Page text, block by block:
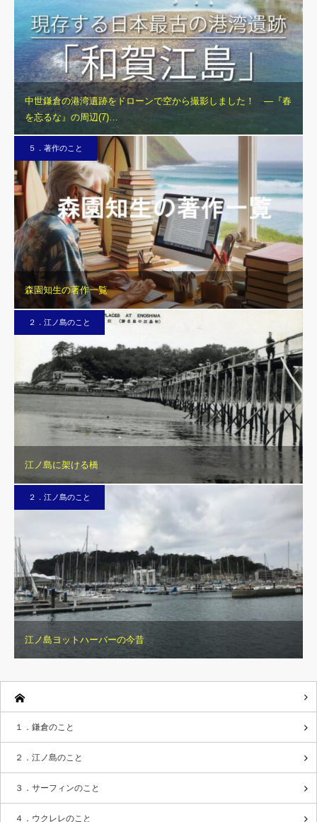
中世鎌倉の港湾遺跡をドローンで空から撮影しました！ ―『春
を忘るな』の周辺(7)…
５．著作のこと
森園知生の著作一覧
２．江ノ島のこと
江ノ島に架ける橋
２．江ノ島のこと
江ノ島ヨットハーバーの今昔
１．鎌倉のこと
２．江ノ島のこと
３．サーフィンのこと
４．ウクレレのこと